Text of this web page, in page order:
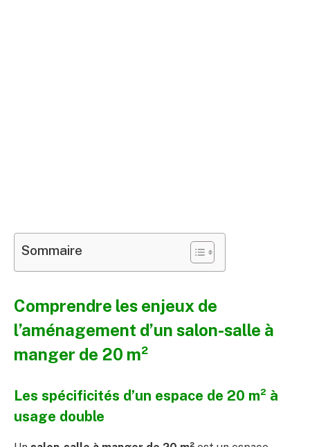
Sommaire
Comprendre les enjeux de
l’aménagement d’un salon-salle à
manger de 20 m²
Les spécificités d’un espace de 20 m² à
usage double